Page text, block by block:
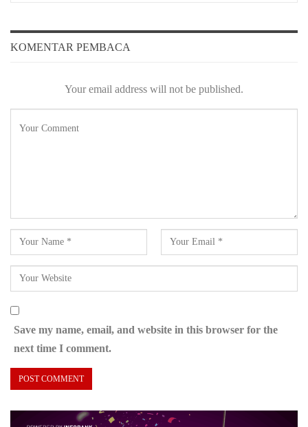
KOMENTAR PEMBACA
Your email address will not be published.
Save my name, email, and website in this browser for the
next time I comment.